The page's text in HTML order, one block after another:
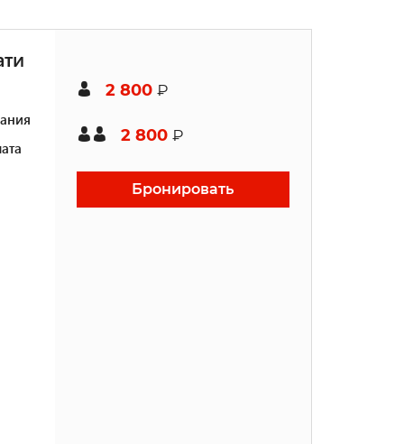
2 800 ₽
2 800 ₽
Бронировать